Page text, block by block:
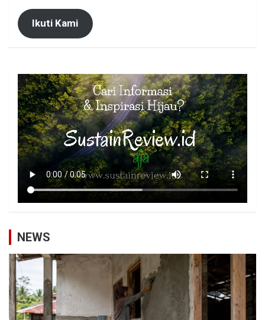
Ikuti Kami
NEWS